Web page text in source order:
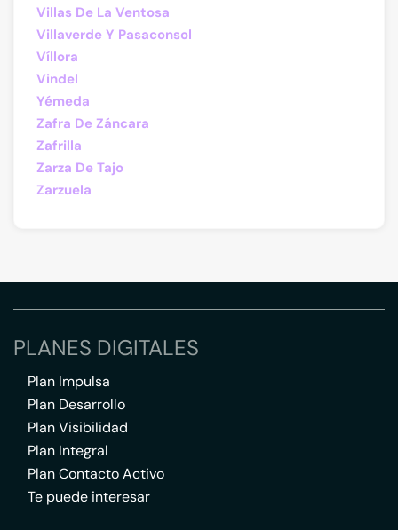
Villas De La Ventosa
Villaverde Y Pasaconsol
Víllora
Vindel
Yémeda
Zafra De Záncara
Zafrilla
Zarza De Tajo
Zarzuela
PLANES DIGITALES
Plan Impulsa
Plan Desarrollo
Plan Visibilidad
Plan Integral
Plan Contacto Activo
Te puede interesar